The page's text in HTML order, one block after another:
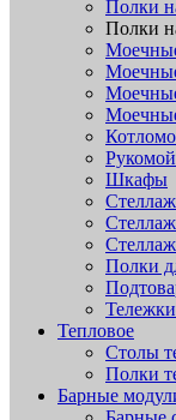
Полки
Полки
Шкафы
Полки
Тепловое
Столы
Полки
Барные